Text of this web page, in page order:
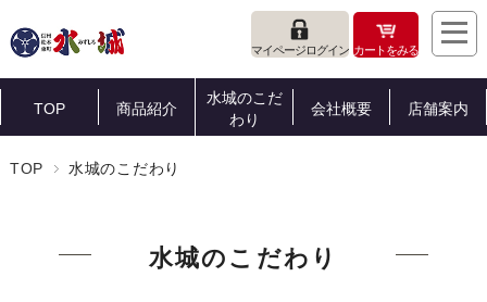
マイページログイン カートをみる
TOP 商品紹介
水城のこだ
わり
会社概要 店舗案内
TOP 水城のこだわり
水城のこだわり